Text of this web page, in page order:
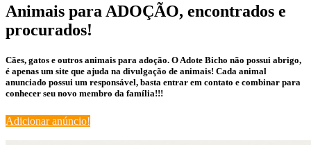
Animais para ADOÇÃO, encontrados e
procurados!
Cães, gatos e outros animais para adoção. O Adote Bicho não possui abrigo,
é apenas um site que ajuda na divulgação de animais! Cada animal
anunciado possui um responsável, basta entrar em contato e combinar para
conhecer seu novo membro da família!!!
Adicionar anúncio!